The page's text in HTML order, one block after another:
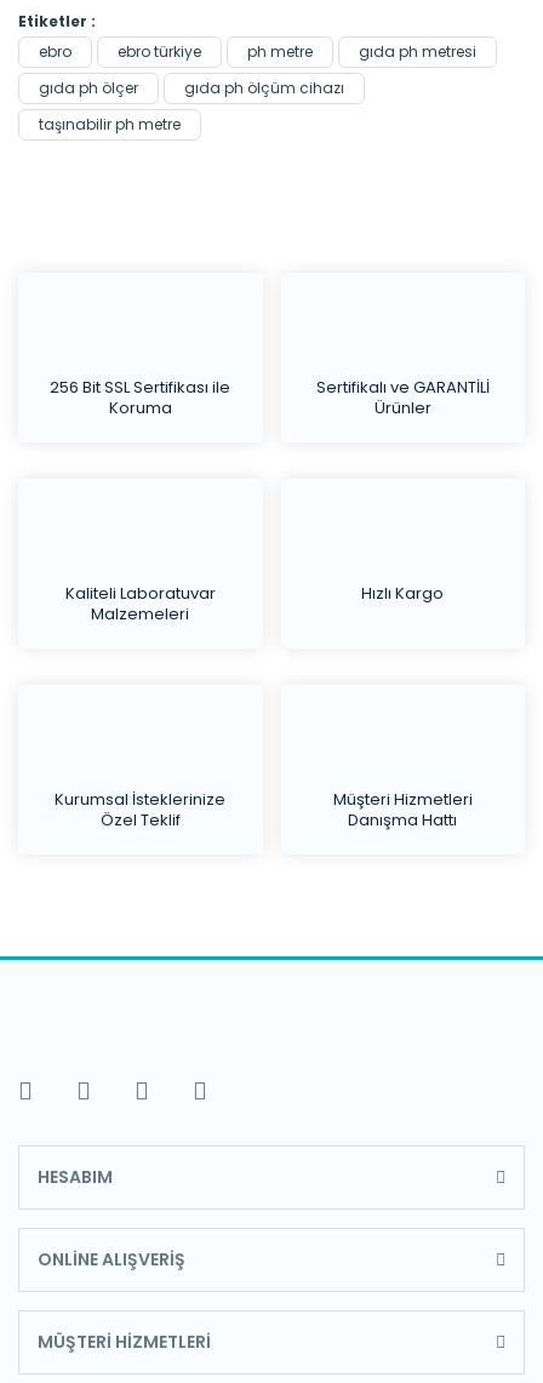
Etiketler :
ebro
ebro türkiye ph metre
gıda ph metresi
gıda ph ölçer
gıda ph ölçüm cihazı
taşınabilir ph metre
256 Bit SSL Sertifikası ile
Koruma
Sertifikalı ve GARANTİLİ
Ürünler
Kaliteli Laboratuvar
Malzemeleri
Hızlı Kargo
Kurumsal İsteklerinize
Özel Teklif
Müşteri Hizmetleri
Danışma Hattı
HESABIM
ONLİNE ALIŞVERİŞ
MÜŞTERİ HİZMETLERİ